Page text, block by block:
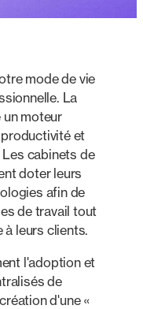
mode de vie
La
moteur
et
cabinets de
doter leurs
afin de
de travail tout
à leurs clients.
l'adoption et
de
d'une «